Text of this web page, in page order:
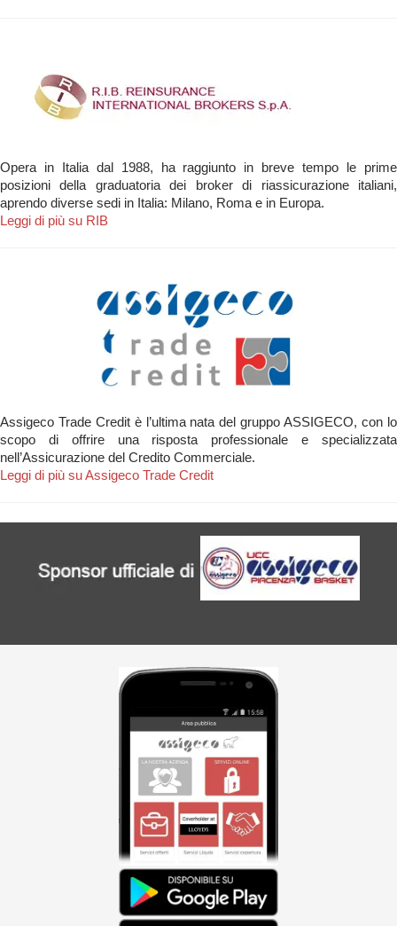
Opera in Italia dal 1988, ha raggiunto in breve tempo le prime
posizioni della graduatoria dei broker di riassicurazione italiani,
aprendo diverse sedi in Italia: Milano, Roma e in Europa.
Leggi di più su RIB
Assigeco Trade Credit è l’ultima nata del gruppo ASSIGECO, con lo
scopo di offrire una risposta professionale e specializzata
nell’Assicurazione del Credito Commerciale.
Leggi di più su Assigeco Trade Credit